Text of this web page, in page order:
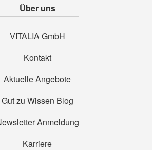
Über uns
VITALIA GmbH
Kontakt
Aktuelle Angebote
Gut zu Wissen Blog
Anmeldung
Karriere